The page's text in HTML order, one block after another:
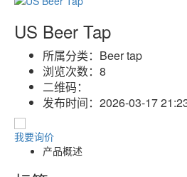
US Beer Tap
所属分类： Beer tap
浏览次数： 8
二维码：
发布时间： 2026-03-17
我要询价
产品概述